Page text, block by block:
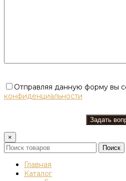
Отправляя данную форму вы
конфиденциальности
×
Поиск
Главная
Каталог